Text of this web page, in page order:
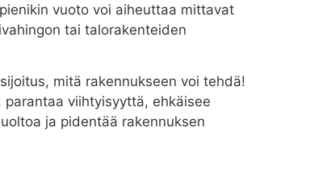
vuoto voi aiheuttaa mittavat
tai talorakenteiden
mitä rakennukseen voi tehdä!
parantaa viihtyisyyttä, ehkäisee
ja pidentää rakennuksen